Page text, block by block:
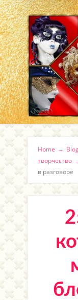
Home →
творчество
в разговоре